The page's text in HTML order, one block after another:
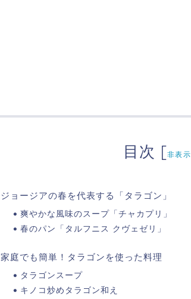
目次 [非表示
ジョージアの春を代表する「タラゴン」
爽やかな風味のスープ「チャカプリ」
春のパン「タルフニス クヴェゼリ」
家庭でも簡単！タラゴンを使った料理
タラゴンスープ
キノコ炒めタラゴン和え